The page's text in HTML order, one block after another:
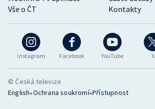
Instagram Facebook YouTube X
Vše o ČT
Kontakty
© Česká televize
English•Ochrana soukromí•Přístupnost